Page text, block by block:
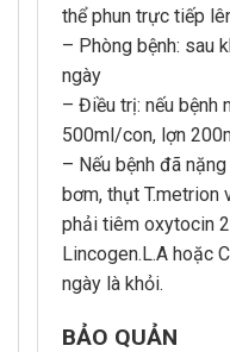
thể phun trực tiếp
– Phòng bệnh: sau
ngày
– Điều trị: nếu bệnh
500ml/con, lợn
– Nếu bệnh đã
bơm, thụt
phải tiêm oxytocin
Lincogen.L.A hoặc
ngày là khỏi.
BẢO QUẢN